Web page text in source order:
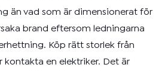
än vad som är dimensionerat för
brand eftersom ledningarna
Köp rätt storlek från
kontakta en elektriker. Det är